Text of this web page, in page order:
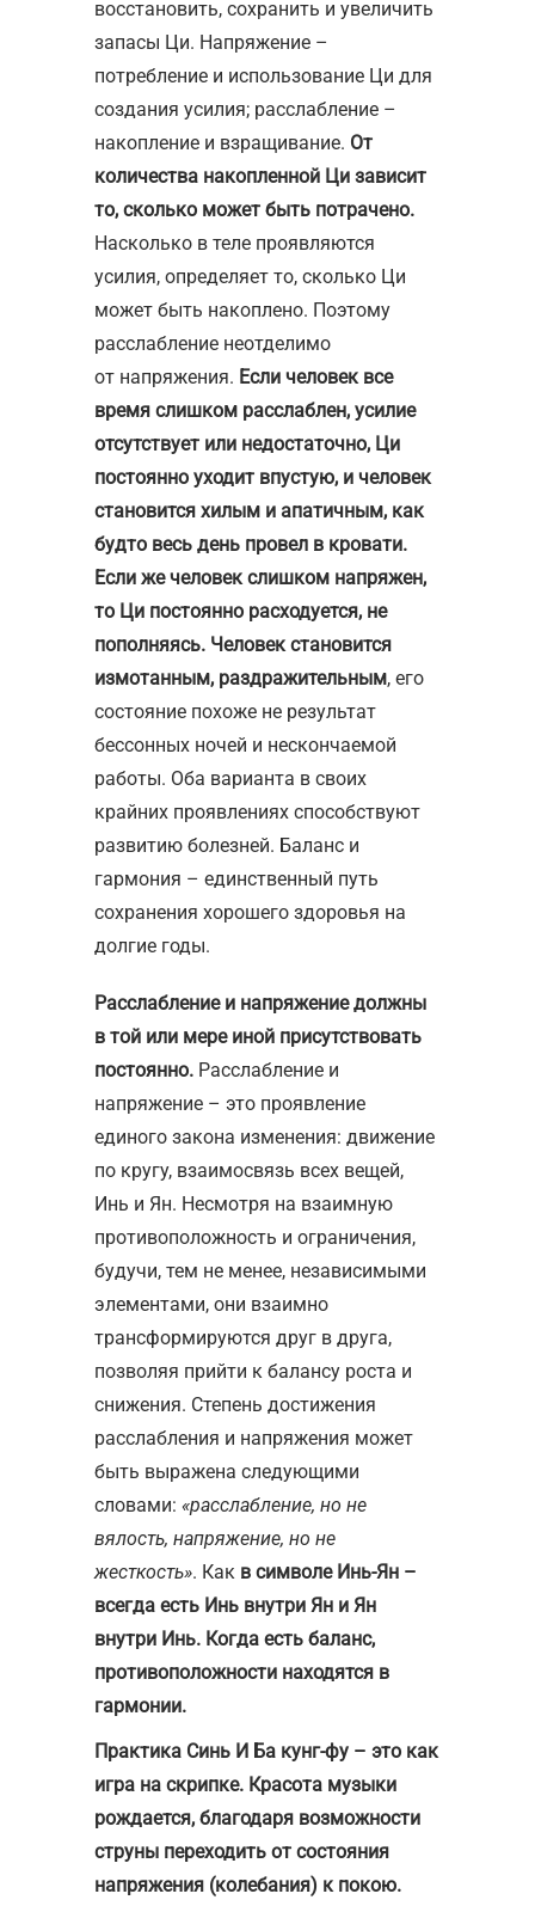
восстановить, сохранить и увеличить
запасы Ци. Напряжение –
потребление и использование Ци для
создания усилия; расслабление –
накопление и взращивание. От
количества накопленной Ци зависит
то, сколько может быть потрачено.
Насколько в теле проявляются
усилия, определяет то, сколько Ци
может быть накоплено. Поэтому
расслабление неотделимо
от напряжения. Если человек все
время слишком расслаблен, усилие
отсутствует или недостаточно, Ци
постоянно уходит впустую, и человек
становится хилым и апатичным, как
будто весь день провел в кровати.
Если же человек слишком напряжен,
то Ци постоянно расходуется, не
пополняясь. Человек становится
измотанным, раздражительным, его
состояние похоже не результат
бессонных ночей и нескончаемой
работы. Оба варианта в своих
крайних проявлениях способствуют
развитию болезней. Баланс и
гармония – единственный путь
сохранения хорошего здоровья на
долгие годы.
Расслабление и напряжение должны
в той или мере иной присутствовать
постоянно. Расслабление и
напряжение – это проявление
единого закона изменения: движение
по кругу, взаимосвязь всех вещей,
Инь и Ян. Несмотря на взаимную
противоположность и ограничения,
будучи, тем не менее, независимыми
элементами, они взаимно
трансформируются друг в друга,
позволяя прийти к балансу роста и
снижения. Степень достижения
расслабления и напряжения может
быть выражена следующими
словами: «расслабление, но не
вялость, напряжение, но не
жесткость». Как в символе Инь-Ян –
всегда есть Инь внутри Ян и Ян
внутри Инь. Когда есть баланс,
противоположности находятся в
гармонии.
Практика Синь И Ба кунг-фу – это как
игра на скрипке. Красота музыки
рождается, благодаря возможности
струны переходить от состояния
напряжения (колебания) к покою.